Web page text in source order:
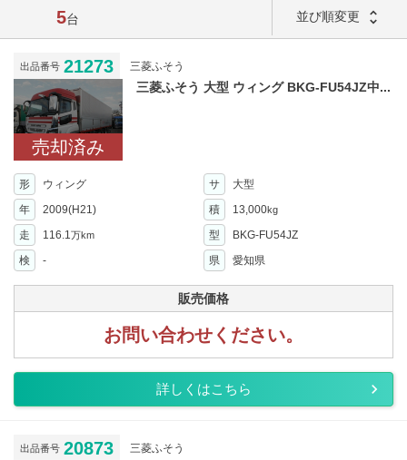
5台 並び順変更 unfold_more
出品番号 21273 三菱ふそう
売却済み
三菱ふそう 大型 ウィング BKG-FU54JZ中...
形 ウィング サ
大型
年
2009(H21) 積 13,000kg
走 116.1万km 型
BKG-FU54JZ
検
- 県 愛知県
販売価格
お問い合わせください。
詳しくはこちら
出品番号 20873 三菱ふそう